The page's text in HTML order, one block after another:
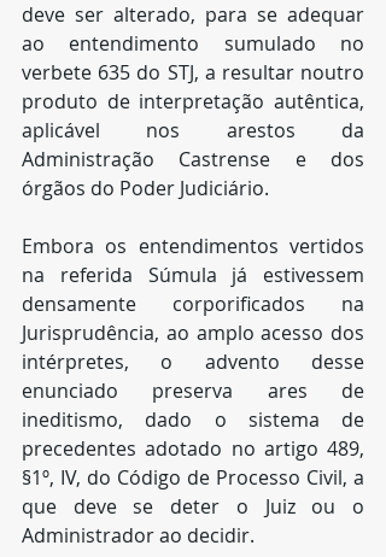
deve ser alterado, para se adequar
ao entendimento sumulado no
verbete 635 do STJ, a resultar noutro
produto de interpretação autêntica,
aplicável nos arestos da
Administração Castrense e dos
órgãos do Poder Judiciário.
Embora os entendimentos vertidos
na referida Súmula já estivessem
densamente corporificados na
Jurisprudência, ao amplo acesso dos
intérpretes, o advento desse
enunciado preserva ares de
ineditismo, dado o sistema de
precedentes adotado no artigo 489,
§1º, IV, do Código de Processo Civil, a
que deve se deter o Juiz ou o
Administrador ao decidir.